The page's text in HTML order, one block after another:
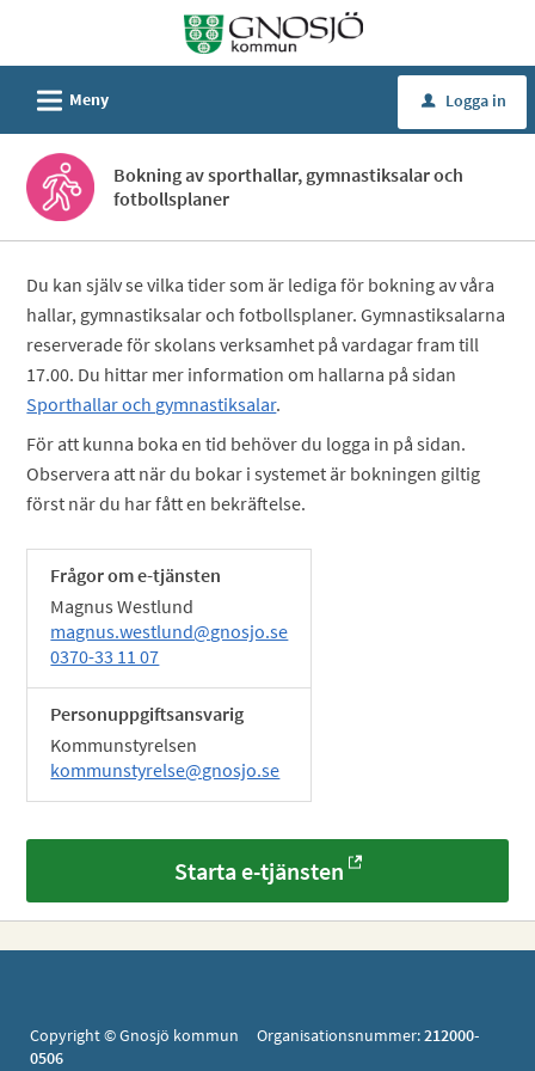
Självservice
Gnosjö
kommun
L Meny u Logga in
Bokning av sporthallar, gymnastiksalar och
fotbollsplaner
Du kan själv se vilka tider som är lediga för bokning av våra
hallar, gymnastiksalar och fotbollsplaner. Gymnastiksalarna
reserverade för skolans verksamhet på vardagar fram till
17.00. Du hittar mer information om hallarna på sidan
Sporthallar och gymnastiksalar.
För att kunna boka en tid behöver du logga in på sidan.
Observera att när du bokar i systemet är bokningen giltig
först när du har fått en bekräftelse.
Frågor om e-tjänsten
Magnus Westlund
magnus.westlund@gnosjo.se
0370-33 11 07
Personuppgiftsansvarig
Kommunstyrelsen
kommunstyrelse@gnosjo.se
Starta e-tjänsten
Copyright © Gnosjö kommun Organisationsnummer:212000-
0506